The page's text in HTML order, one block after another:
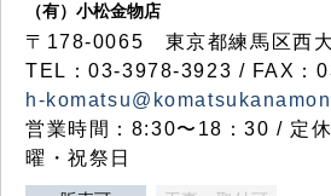
（有）小松金物店
〒178-0065 東京都練馬区西
TEL：03-3978-3923 / FAX：
h-
営業時間：8:30〜18：30 / 定
曜・祝祭日